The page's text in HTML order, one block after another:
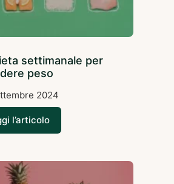
settimanale per
peso
2024
l’articolo